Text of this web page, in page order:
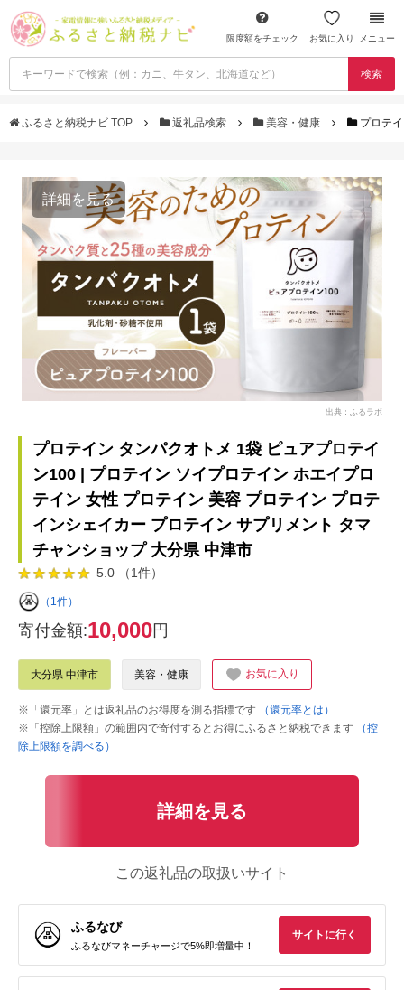
限度額をチェック お気に入り メニュー
検索
ふるさと納税ナビ TOP 返礼品検索 美容・健康 プロテ
詳細を見る
出典：ふるラボ
プロテイン タンパクオトメ 1袋 ピュアプロテイ
ン100 | プロテイン ソイプロテイン ホエイプロ
テイン 女性 プロテイン 美容 プロテイン プロテ
インシェイカー プロテイン サプリメント タマ
チャンショップ 大分県 中津市
5.0 （1件）
（1件）
寄付金額:10,000円
大分県 中津市 美容・健康 お気に入り
※「還元率」とは返礼品のお得度を測る指標です
（還元率とは）
※「控除上限額」の範囲内で寄付するとお得にふるさと納税できます
（控
除上限額を調べる）
詳細を見る
この返礼品の取扱いサイト
ふるなび
ふるなびマネーチャージで5%即増量中！
サイトに行く